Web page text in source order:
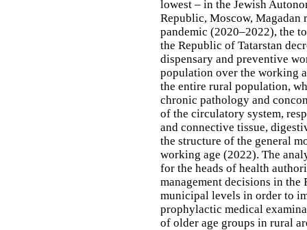
lowest – in the Jewish
Republic, Moscow, Magadan
pandemic (2020–2022), the
the Republic of Tatarstan
dispensary and preventive
population over the working
the entire rural population,
chronic pathology and
of the circulatory system,
and connective tissue,
the structure of the general
working age (2022). The
for the heads of health
management decisions in the
municipal levels in order to
prophylactic medical
of older age groups in rural